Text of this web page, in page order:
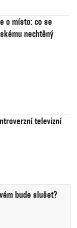
o místo: co se
nechtěný
televizní
bude slušet?